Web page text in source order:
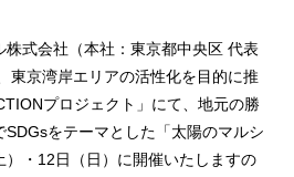
株式会社（本社：東京都中央区 代表
東京湾岸エリアの活性化を目的に推
プロジェクト」にて、地元の勝
SDGsをテーマとした「太陽のマルシ
）・12日（日）に開催いたしますの